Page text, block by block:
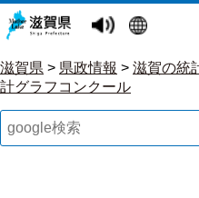
滋賀県 > 県政情報 > 滋賀の統
計グラフコンクール